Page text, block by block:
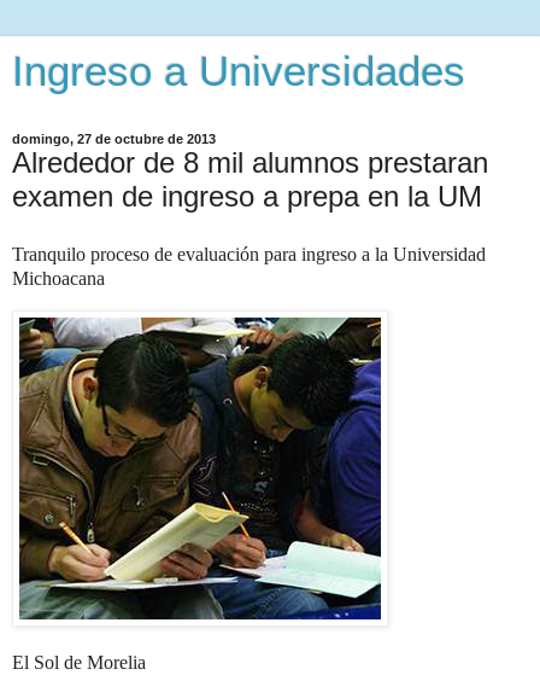
Ingreso a Universidades
domingo, 27 de octubre de 2013
Alrededor de 8 mil alumnos prestaran
examen de ingreso a prepa en la UM
Tranquilo proceso de evaluación para ingreso a la Universidad
Michoacana
El Sol de Morelia